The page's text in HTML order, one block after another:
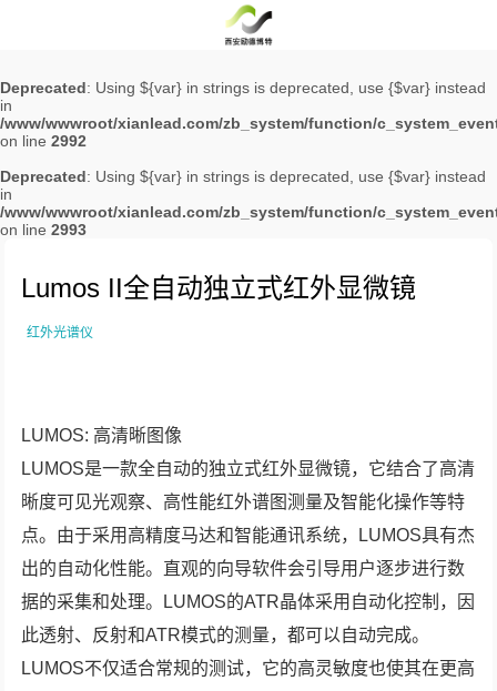
Deprecated: Using ${var} in strings is deprecated, use {$var} instead
in
/www/wwwroot/xianlead.com/zb_system/function/
on line 2992
Deprecated: Using ${var} in strings is deprecated, use {$var} instead
in
/www/wwwroot/xianlead.com/zb_system/function/
on line 2993
Lumos II全自动独立式红外显微镜
红外光谱仪
LUMOS: 高清晰图像
LUMOS是一款全自动的独立式红外显微镜，它结合了高清
晰度可见光观察、高性能红外谱图测量及智能化操作等特
点。由于采用高精度马达和智能通讯系统，LUMOS具有杰
出的自动化性能。直观的向导软件会引导用户逐步进行数
据的采集和处理。LUMOS的ATR晶体采用自动化控制，因
此透射、反射和ATR模式的测量，都可以自动完成。
LUMOS不仅适合常规的测试，它的高灵敏度也使其在更高